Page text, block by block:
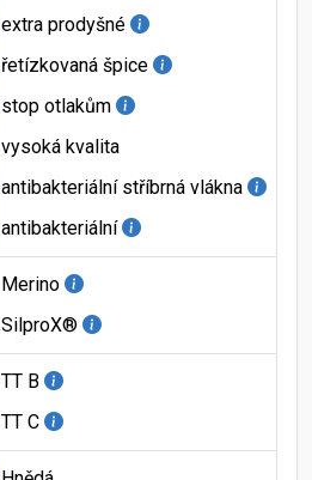
extra prodyšné
řetízkovaná špice
stop otlakům
vysoká kvalita
antibakteriální stříbrná vlákna
antibakteriální
Merino
SilproX®
TT B
TT C